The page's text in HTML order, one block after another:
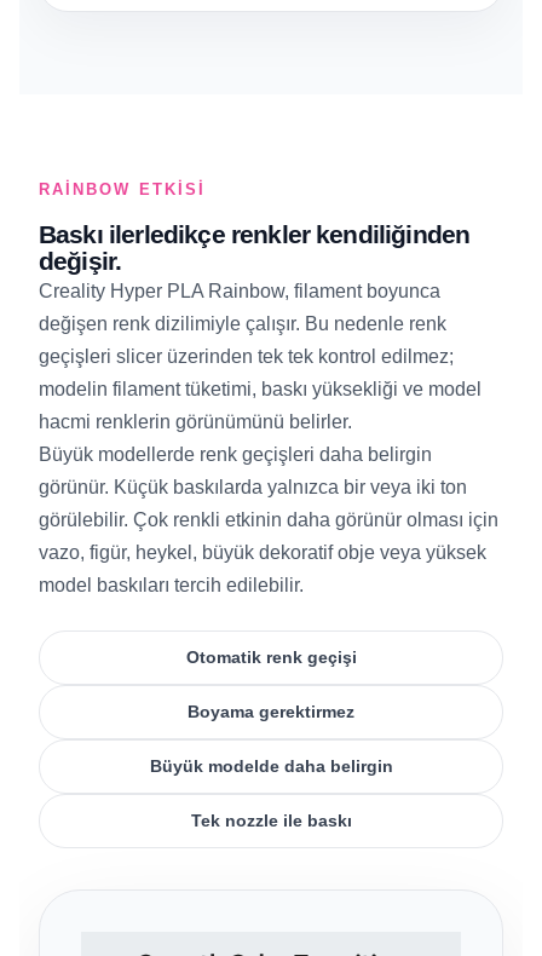
RAINBOW ETKISI
Baskı ilerledikçe renkler kendiliğinden
değişir.
Creality Hyper PLA Rainbow, filament boyunca
değişen renk dizilimiyle çalışır. Bu nedenle renk
geçişleri slicer üzerinden tek tek kontrol edilmez;
modelin filament tüketimi, baskı yüksekliği ve model
hacmi renklerin görünümünü belirler.
Büyük modellerde renk geçişleri daha belirgin
görünür. Küçük baskılarda yalnızca bir veya iki ton
görülebilir. Çok renkli etkinin daha görünür olması için
vazo, figür, heykel, büyük dekoratif obje veya yüksek
model baskıları tercih edilebilir.
Otomatik renk geçişi
Boyama gerektirmez
Büyük modelde daha belirgin
Tek nozzle ile baskı